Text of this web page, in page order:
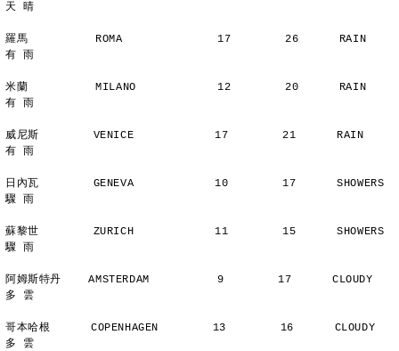
天 晴
羅馬          ROMA              17        26      RAIN
有 雨
米蘭          MILANO            12        20      RAIN
有 雨
威尼斯        VENICE            17        21      RAIN
有 雨
日內瓦        GENEVA            10        17      SHOWERS
驟 雨
蘇黎世        ZURICH            11        15      SHOWERS
驟 雨
阿姆斯特丹    AMSTERDAM          9        17      CLOUDY
多 雲
哥本哈根      COPENHAGEN        13        16      CLOUDY
多 雲